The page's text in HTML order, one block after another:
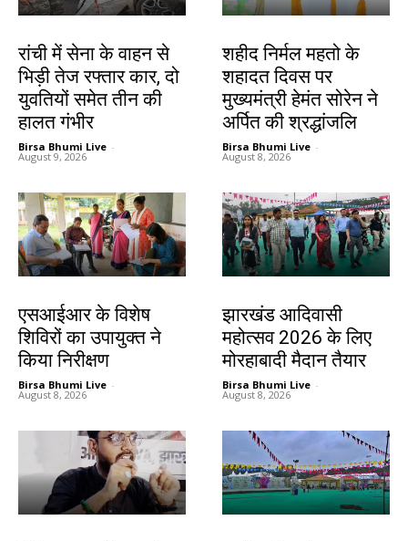
रांची में सेना के वाहन से
भिड़ी तेज रफ्तार कार, दो
युवतियों समेत तीन की
हालत गंभीर
Birsa Bhumi Live -
August 9, 2026
शहीद निर्मल महतो के
शहादत दिवस पर
मुख्यमंत्री हेमंत सोरेन ने
अर्पित की श्रद्धांजलि
Birsa Bhumi Live -
August 8, 2026
एसआईआर के विशेष
शिविरों का उपायुक्त ने
किया निरीक्षण
Birsa Bhumi Live -
August 8, 2026
झारखंड आदिवासी
महोत्सव 2026 के लिए
मोरहाबादी मैदान तैयार
Birsa Bhumi Live -
August 8, 2026